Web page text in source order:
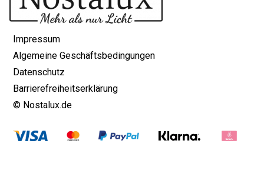
Impressum
Algemeine Geschäftsbedingungen
Datenschutz
Barrierefreiheitserklärung
© Nostalux.de